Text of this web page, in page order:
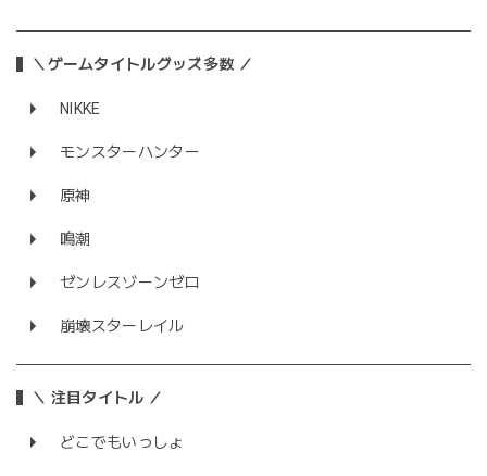
＼ゲームタイトルグッズ多数 ／
NIKKE
モンスターハンター
原神
鳴潮
ゼンレスゾーンゼロ
崩壊スターレイル
＼ 注目タイトル ／
どこでもいっしょ